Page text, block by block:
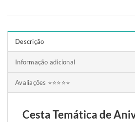
Descrição
Informação adicional
Avaliações ⭐⭐⭐⭐⭐
Cesta Temática de